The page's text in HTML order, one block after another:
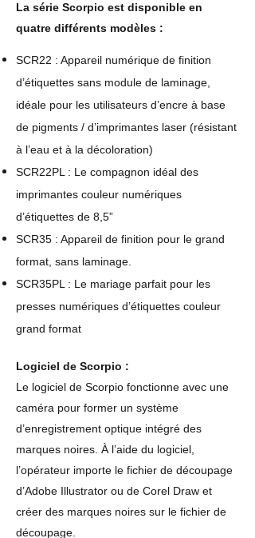
La série Scorpio est disponible en
quatre différents modèles :
SCR22 : Appareil numérique de finition
d’étiquettes sans module de laminage,
idéale pour les utilisateurs d’encre à base
de pigments / d’imprimantes laser (résistant
à l’eau et à la décoloration)
SCR22PL : Le compagnon idéal des
imprimantes couleur numériques
d’étiquettes de 8,5”
SCR35 : Appareil de finition pour le grand
format, sans laminage.
SCR35PL : Le mariage parfait pour les
presses numériques d’étiquettes couleur
grand format
Logiciel de Scorpio :
Le logiciel de Scorpio fonctionne avec une
caméra pour former un système
d’enregistrement optique intégré des
marques noires. À l’aide du logiciel,
l’opérateur importe le fichier de découpage
d’Adobe Illustrator ou de Corel Draw et
créer des marques noires sur le fichier de
découpage.